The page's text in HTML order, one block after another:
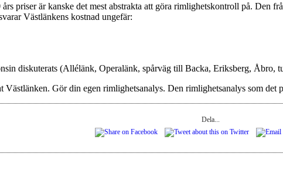
priser är kanske det mest abstrakta att göra rimlighetskontroll på. Den
Västlänkens kostnad ungefär:
diskuterats (Allélänk, Operalänk, spårväg till Backa, Eriksberg, Åbro,
Gör din egen rimlighetsanalys. Den rimlighetsanalys som det
Dela...